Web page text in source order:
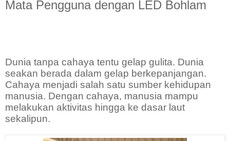
Mata Pengguna dengan LED Bohlam
Dunia tanpa cahaya tentu gelap gulita. Dunia
seakan berada dalam gelap berkepanjangan.
Cahaya menjadi salah satu sumber kehidupan
manusia. Dengan cahaya, manusia mampu
melakukan aktivitas hingga ke dasar laut
sekalipun.